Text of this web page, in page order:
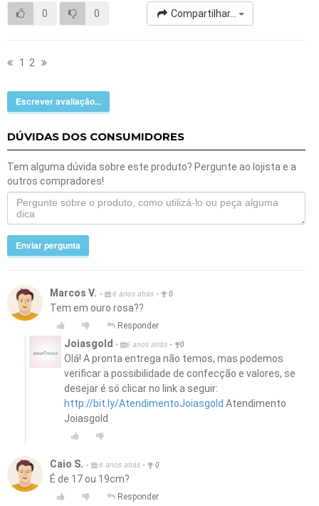
0 0 Compartilhar...
1 2
Escrever avaliação...
DÚVIDAS DOS CONSUMIDORES
Tem alguma dúvida sobre este produto? Pergunte ao lojista e a
outros compradores!
Enviar pergunta
Marcos V. • 6 anos atrás • 0
Tem em ouro rosa??
Responder
Joiasgold • 6 anos atrás • 0
Olá! A pronta entrega não temos, mas podemos
verificar a possibilidade de confecção e valores, se
desejar é só clicar no link a seguir:
http://bit.ly/AtendimentoJoiasgold Atendimento
Joiasgold
Caio S. • 6 anos atrás • 0
É de 17 ou 19cm?
Responder